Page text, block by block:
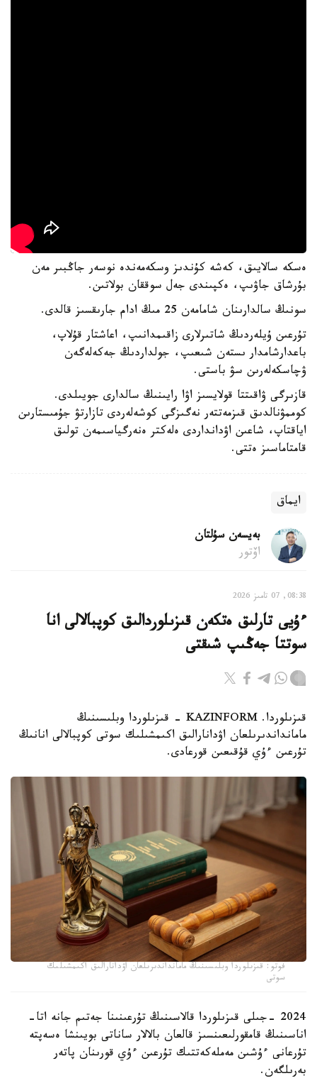
ەسكە سالايىق، كەشە كۇندىز وسكەمەندە نوسەر جاڭبىر مەن
بۇرشاق جاۋىپ، ەكپىندى جەل سوققان بولاتىن.
سونىڭ سالدارىنان شامامەن 25 مىڭ ادام جارىقسىز قالدى.
تۇرعىن ۇيلەردىڭ شاتىرلارى زاقىمدانىپ، اعاشتار قۇلاپ،
باعدارشامدار ىستەن شىعىپ، جولداردىڭ جەكەلەگەن
ۋچاسكەلەرىن سۋ باستى.
قازىرگى ۋاقىتتا قولايسىز اۋا رايىنىڭ سالدارى جويىلدى.
كوممۋنالدىق قىزمەتتەر نەگىزگى كوشەلەردى تازارتۋ جۇمىستارىن
اياقتاپ، شاعىن اۋدانداردى ەلەكتر ەنەرگياسىمەن تولىق
قامتاماسىز ەتتى.
ايماق
بەيسەن سۇلتان
اۆتور
08:38, 07 تامىز 2026
ءۇيى تارلىق ەتكەن قىزىلوردالىق كوپبالالى انا
سوتتا جەڭىپ شىقتى
قىزىلوردا. KAZINFORM - قىزىلوردا وبلىسىنىڭ
مامانداندىرىلعان اۋدانارالىق اكىمشىلىك سوتى كوپبالالى انانىڭ
تۇرعىن ءۇي قۇقىعىن قورعادى.
فوتو: قىزىلوردا وبلىسىنىڭ مامانداندىرىلعان اۋدانارالىق اكىمشىلىك
سوتى
2024 -جىلى قىزىلوردا قالاسىنىڭ تۇرعىنىنا جەتىم جانە اتا-
اناسىنىڭ قامقورلىعىنسىز قالعان بالالار ساناتى بويىنشا ەسەپتە
تۇرعانى ءۇشىن مەملەكەتتىك تۇرعىن ءۇي قورىنان پاتەر
بەرىلگەن.